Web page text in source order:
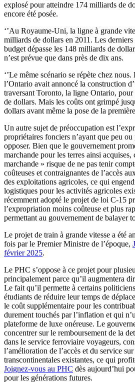
explosé pour atteindre 174 milliards de
encore été posée.
‘’Au Royaume-Uni, la ligne à grande
milliards de dollars en 2011. Les
budget dépasse les 148 milliards de
n’est prévue que dans près de dix ans.
‘’Le même scénario se répète chez
l’Ontario avait annoncé la construction
traversant Toronto, la ligne Ontario,
de dollars. Mais les coûts ont grimpé
dollars avant même la pose de la première
Un autre sujet de préoccupation est
propriétaires fonciers n’ayant que peu ou
opposer. Bien que le gouvernement
marchande pour les terres ainsi acquises,
marchande » risque de ne pas tenir
coûteuses et contraignantes de l’accès
des exploitations agricoles, ce qui
logistiques pour les activités agricoles
récemment adopté le projet de loi C-15
l’expropriation moins coûteuse et plus
permettant au gouvernement de balayer
Le projet de train à grande vitesse a été
fois par le Premier Ministre de l’époque,
février 2025.
Le PHC s’oppose à ce projet pour
principalement parce qu’il augmentera
Le fait qu’il permette à certains
étudiants de réduire leur temps de
le coût supplémentaire pour les
durement touchés par l’inflation et qui
plateforme de luxe onéreuse. Le
concentrer sur le remboursement de la
dans le service ferroviaire voyageurs,
l’amélioration de l’accès et du service
transcontinentales existantes, ce qui
Joignez-vous au PHC dès aujourd’hui
pour les générations futures.